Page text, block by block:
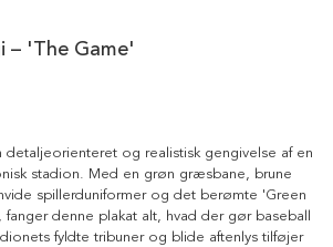
– 'The Game'
detaljeorienteret og realistisk gengivelse af en
stadion. Med en grøn græsbane, brune
spillerduniformer og det berømte 'Green
denne plakat alt, hvad der gør baseball
fyldte tribuner og blide aftenlys tilføjer